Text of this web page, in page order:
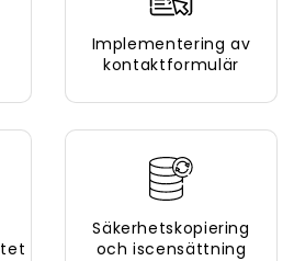
Implementering av
kontaktformulär
Säkerhetskopiering
och iscensättning